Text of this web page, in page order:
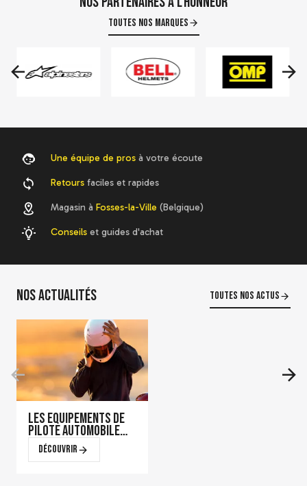
89,54 €
Toutes nos marques
Une équipe de pros à votre écoute
Retours faciles et rapides
Magasin à Fosses-la-Ville (Belgique)
Conseils et guides d'achat
Nos actualités Toutes nos actus
Les équipements de
pilote automobile
qui font la
différence en course
Découvrir